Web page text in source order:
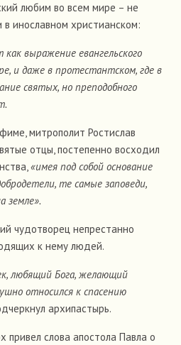
любим во всем мире – не
в инославном христианском:
выражение евангельского
и даже в протестантском, где в
святых, но преподобного
митрополит Ростислав
отцы, постепенно восходил
«имея под собой основание
те самые заповеди,
земле».
чудотворец непрестанно
к нему людей.
любящий Бога, желающий
относился к спасению
архипастырь.
слова апостола Павла о